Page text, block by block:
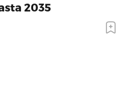
2035